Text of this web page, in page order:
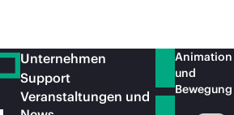
Unternehmen
Support
Veranstaltungen und
Animation
und
Bewegung